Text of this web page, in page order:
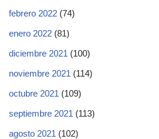
febrero 2022 (74)
enero 2022 (81)
diciembre 2021 (100)
noviembre 2021 (114)
octubre 2021 (109)
septiembre 2021 (113)
agosto 2021 (102)